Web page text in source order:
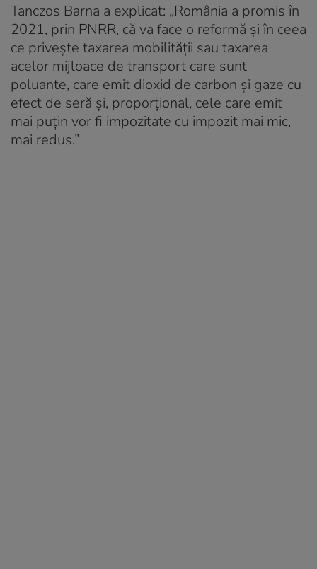
Tanczos Barna a explicat: „România a promis în
2021, prin PNRR, că va face o reformă şi în ceea
ce priveşte taxarea mobilităţii sau taxarea
acelor mijloace de transport care sunt
poluante, care emit dioxid de carbon şi gaze cu
efect de seră şi, proporţional, cele care emit
mai puţin vor fi impozitate cu impozit mai mic,
mai redus.”